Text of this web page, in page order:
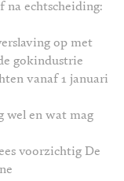
na echtscheiding:
op met
gokindustrie
vanaf 1 januari
wel en wat mag
voorzichtig De